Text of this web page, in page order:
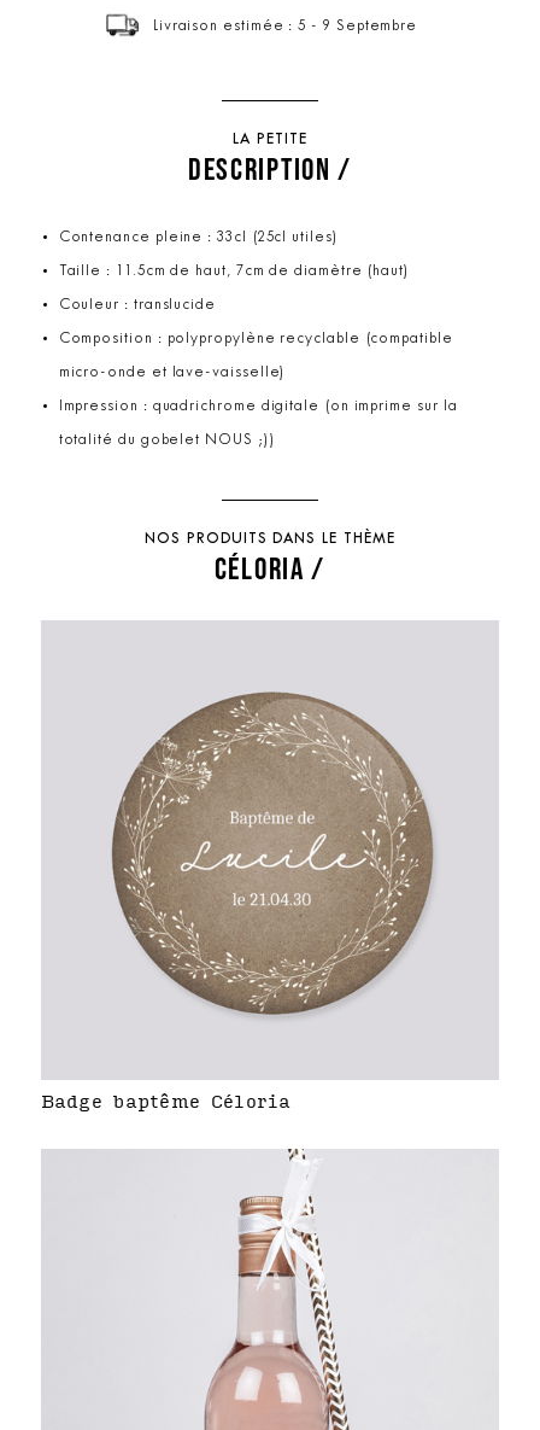
Livraison estimée : 5 - 9 Septembre
LA PETITE
DESCRIPTION /
Contenance pleine : 33cl (25cl utiles)
Taille : 11.5cm de haut, 7cm de diamètre (haut)
Couleur : translucide
Composition : polypropylène recyclable (compatible
micro-onde et lave-vaisselle)
Impression : quadrichrome digitale (on imprime sur la
totalité du gobelet NOUS ;))
NOS PRODUITS DANS LE THÈME
CÉLORIA /
Badge baptême Céloria